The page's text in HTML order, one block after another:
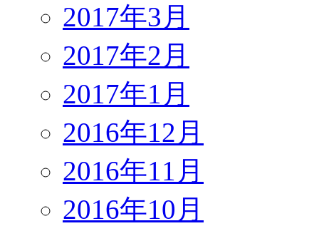
2017年3月
2017年2月
2017年1月
2016年12月
2016年11月
2016年10月